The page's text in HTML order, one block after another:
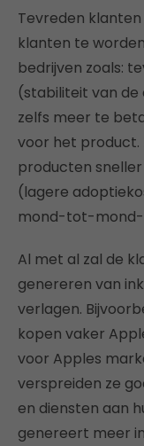
Tevreden
klanten te
bedrijven zoals:
(stabiliteit van de
zelfs meer te
voor het product.
producten
(lagere
mond-tot-mond-
Al met al zal de
genereren van
verlagen.
kopen vaker
voor Apples
verspreiden ze
en diensten aan
genereert meer